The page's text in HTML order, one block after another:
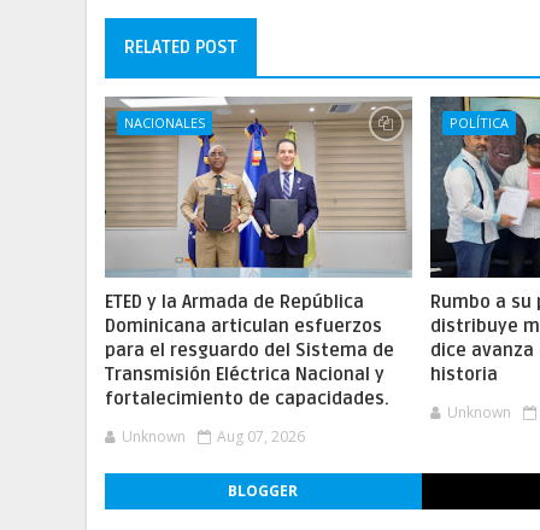
RELATED POST
NACIONALES
ETED y la Armada de República
Dominicana articulan esfuerzos
para el resguardo del Sistema de
Transmisión Eléctrica Nacional y
fortalecimiento de capacidades.
Unknown Aug 07, 2026
POLÍTICA
Rumbo a su
distribuye
dice
historia
Unknown
BLOGGER